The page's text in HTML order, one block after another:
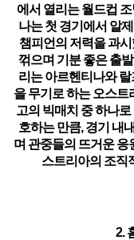
에서 열리는 월드컵
나는 첫 경기에서 알
챔피언의 저력을 과
꺾으며 기분 좋은 출
리는 아르헨티나와
을 무기로 하는 오스트
고의 빅매치 중 하나
호하는 만큼, 경기 내
며 관중들의 뜨거운 응
스트리아의 조직
2.